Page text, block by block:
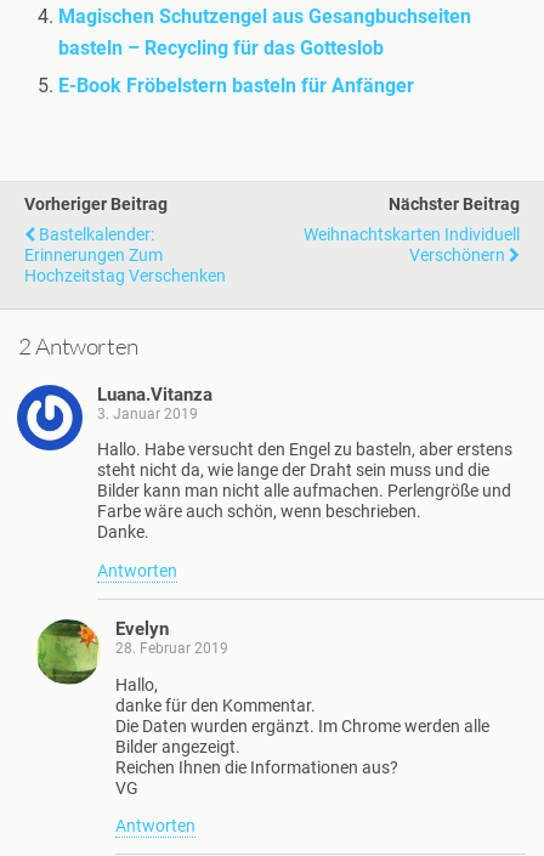
Magischen Schutzengel aus Gesangbuchseiten
basteln – Recycling für das Gotteslob
E-Book Fröbelstern basteln für Anfänger
Vorheriger Beitrag
Bastelkalender:
Erinnerungen Zum
Hochzeitstag Verschenken
Nächster Beitrag
Weihnachtskarten Individuell
Verschönern
2 Antworten
Luana.Vitanza
3. Januar 2019
Hallo. Habe versucht den Engel zu basteln, aber erstens
steht nicht da, wie lange der Draht sein muss und die
Bilder kann man nicht alle aufmachen. Perlengröße und
Farbe wäre auch schön, wenn beschrieben.
Danke.
Antworten
Evelyn
28. Februar 2019
Hallo,
danke für den Kommentar.
Die Daten wurden ergänzt. Im Chrome werden alle
Bilder angezeigt.
Reichen Ihnen die Informationen aus?
VG
Antworten